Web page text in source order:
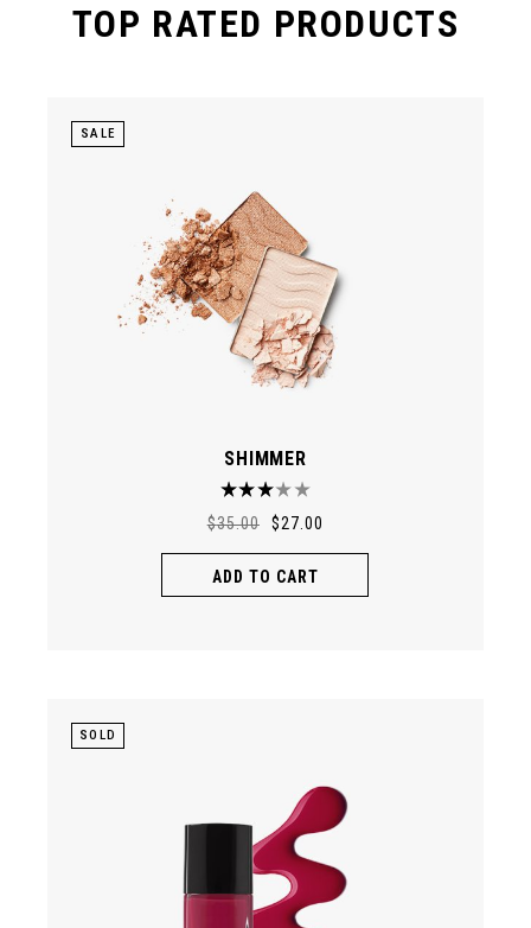
TOP RATED PRODUCTS
SALE
SHIMMER
$35.00 $27.00
ADD TO CART
SOLD